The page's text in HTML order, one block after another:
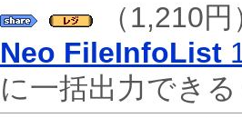
（1,210円
Neo FileInfoList
に一括出力できる